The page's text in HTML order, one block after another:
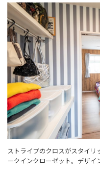
ストライプのクロスがスタイ
ークインクローゼット。デザイ